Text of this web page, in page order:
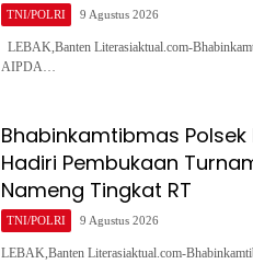
TNI/POLRI 9 Agustus 2026
LEBAK,Banten Literasiaktual.com-
AIPDA…
Bhabinkamtibmas
Hadiri Pembukaan
Nameng Tingkat RT
TNI/POLRI 9 Agustus 2026
LEBAK,Banten Literasiaktual.com-